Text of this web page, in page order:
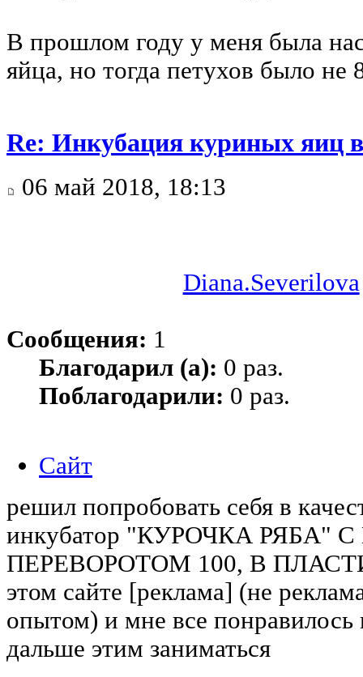
В прошлом году у меня была
яйца, но тогда петухов было не
Re: Инкубация куриных яиц
06 май 2018, 18:13
Diana.Severilova
Сообщения: 1
Благодарил (а): 0 раз.
Поблагодарили: 0 раз.
Сайт
решил попробовать себя в
инкубатор "КУРОЧКА
ПЕРЕВОРОТОМ 100, В
этом сайте [реклама] (не
опытом) и мне все
дальше этим заниматься